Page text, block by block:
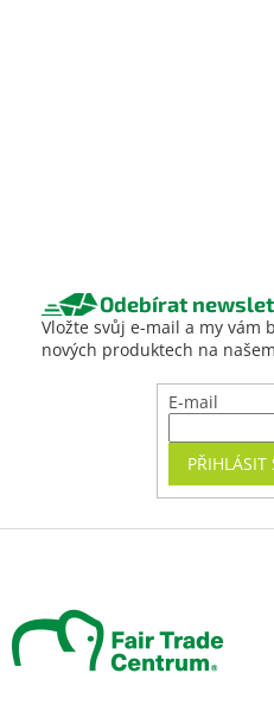
Odebírat
Vložte svůj e-mail a my vám
nových produktech na
E-mail
PŘIHLÁSIT